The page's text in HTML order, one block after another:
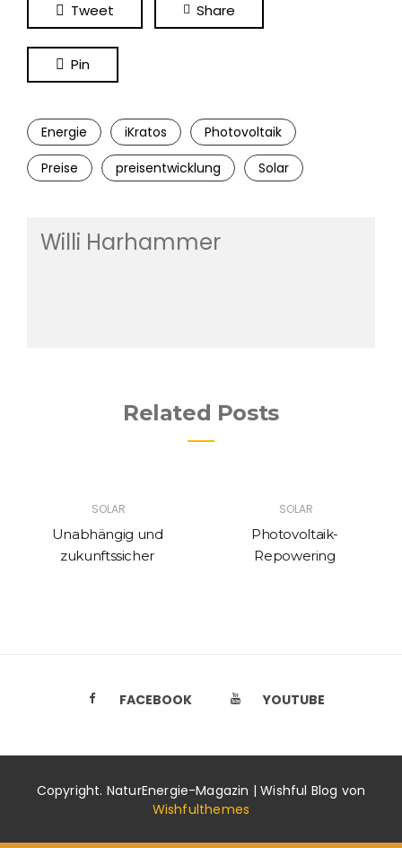
Tweet Share
Pin
Energie iKratos
Photovoltaik
Preise
preisentwicklung Solar
Willi Harhammer
Related Posts
SOLAR
Unabhängig und
zukunftssicher
SOLAR
Photovoltaik-
Repowering
FACEBOOK YOUTUBE
Copyright. NaturEnergie-Magazin | Wishful Blog von
Wishfulthemes